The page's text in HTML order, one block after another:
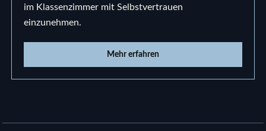
im Klassenzimmer mit Selbstvertrauen
einzunehmen.
Mehr erfahren